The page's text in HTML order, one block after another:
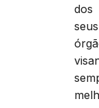
dos
seus